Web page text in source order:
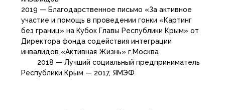
2019 — Благодарственное письмо «За активное
участие и помощь в проведении гонки «Картинг
без границ» на Кубок Главы Республики Крым» от
Директора фонда содействия интеграции
инвалидов «Активная Жизнь» г.Москва
2018 — Лучший социальный предприниматель
Республики Крым — 2017, ЯМЭФ